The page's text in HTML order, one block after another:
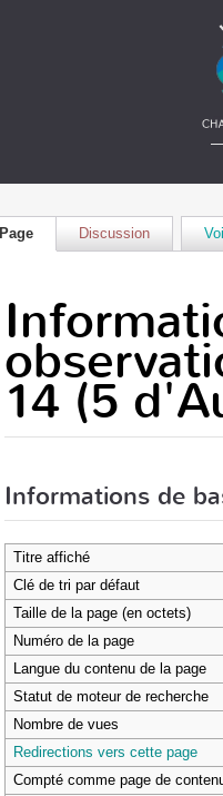
Page Discussion
14 (5
Informations de
Titre affiché
Clé de tri par défaut
Taille de la page (en octets)
Numéro de la page
Langue du contenu de la page
Statut de moteur de recherche
Nombre de vues
Redirections vers cette page
Compté comme page de